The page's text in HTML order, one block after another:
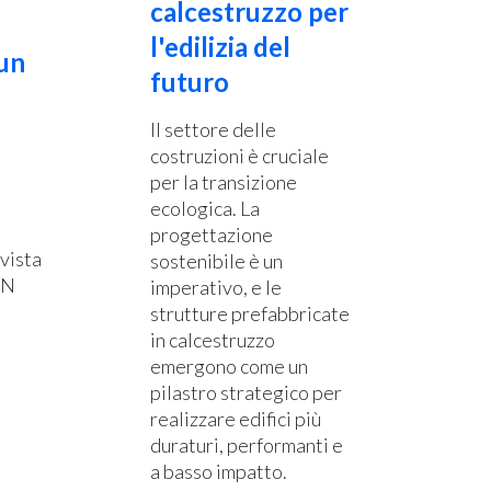
calcestruzzo per
l'edilizia del
futuro
Il settore delle
costruzioni è cruciale
per la transizione
ecologica. La
progettazione
sostenibile è un
imperativo, e le
strutture prefabbricate
in calcestruzzo
emergono come un
pilastro strategico per
realizzare edifici più
duraturi, performanti e
a basso impatto.